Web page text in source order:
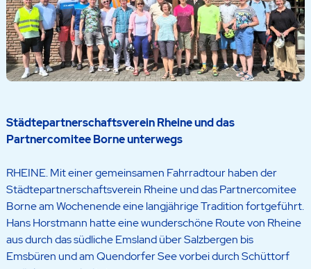
Städtepartnerschaftsverein Rheine und das
Partnercomitee Borne unterwegs
RHEINE. Mit einer gemeinsamen Fahrradtour haben der
Städtepartnerschaftsverein Rheine und das Partnercomitee
Borne am Wochenende eine langjährige Tradition fortgeführt.
Hans Horstmann hatte eine wunderschöne Route von Rheine
aus durch das südliche Emsland über Salzbergen bis
Emsbüren und am Quendorfer See vorbei durch Schüttorf